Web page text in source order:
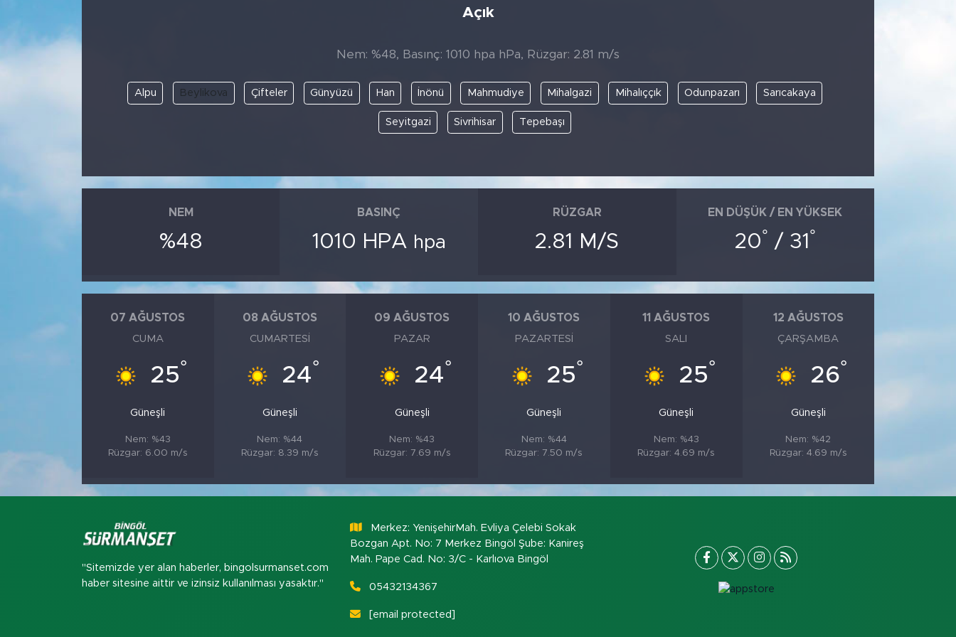
Açık
Nem: %48, Basınç: 1010 hpa hPa, Rüzgar: 2.81 m/s
Alpu Beylikova Çifteler Günyüzü Han İnönü Mahmudiye Mihalgazi Mihalıççık Odunpazarı Sarıcakaya
Seyitgazi Sivrihisar Tepebaşı
NEM
%48
BASINÇ
1010 HPA hpa
RÜZGAR
2.81 M/S
EN DÜŞÜK / EN YÜKSEK
20° / 31 °
07 AĞUSTOS
CUMA
25°
Güneşli
Nem: %43
Rüzgar: 6.00 m/s
08 AĞUSTOS
CUMARTESI
24°
Güneşli
Nem: %44
Rüzgar: 8.39 m/s
09 AĞUSTOS
PAZAR
24°
Güneşli
Nem: %43
Rüzgar: 7.69 m/s
10 AĞUSTOS
PAZARTESI
25°
Güneşli
Nem: %44
Rüzgar: 7.50 m/s
11 AĞUSTOS
SALI
25°
Güneşli
Nem: %43
Rüzgar: 4.69 m/s
12 AĞUSTOS
ÇARŞAMBA
26°
Güneşli
Nem: %42
Rüzgar: 4.69 m/s
"Sitemizde yer alan haberler, bingolsurmanset.com
haber sitesine aittir ve izinsiz kullanılması yasaktır."
Merkez: YenişehirMah. Evliya Çelebi Sokak
Bozgan Apt. No: 7 Merkez Bingöl Şube: Kanireş
Mah. Pape Cad. No: 3/C - Karlıova Bingöl
05432134367
[email protected]
Spor
Bingöl Kaza Haberleri